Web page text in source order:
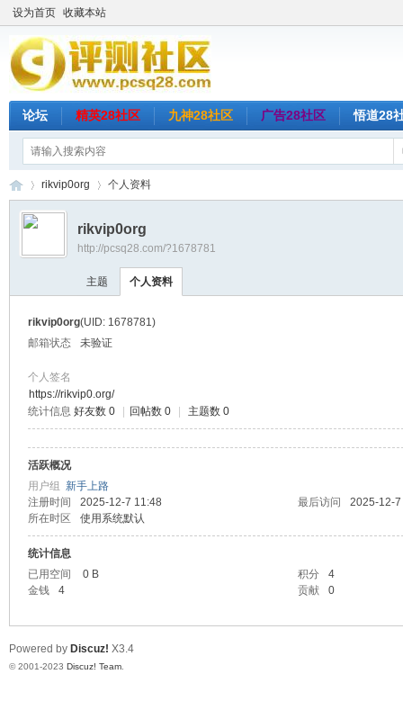
设为首页 收藏本站
论坛 精英28社区 九神28社区 广告28社区 悟道28
›
rikvip0org 个人资料
rikvip0org
http://pcsq28.com/?1678781
主题 个人资料
rikvip0org(UID: 1678781)
邮箱状态
未验证
个人签名
https://rikvip0.org/
统计信息 好友数 0 回帖数 0 主题数 0
活跃概况
用户组 新手上路
注册时间
2025-12-7 11:48 最后访问
2025-12-
所在时区
使用系统默认
统计信息
已用空间
0 B 积分
4
金钱
4 贡献 0
Powered by Discuz! X3.4
© 2001-2023 Discuz! Team